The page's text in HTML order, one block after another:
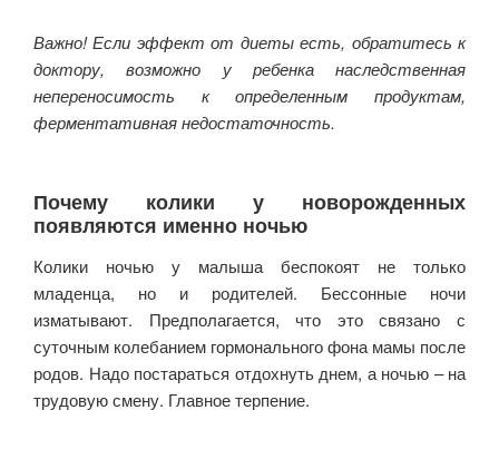
Важно! Если эффект от диеты есть, обратитесь к
доктору, возможно у ребенка наследственная
непереносимость к определенным продуктам,
ферментативная недостаточность.
Почему колики у новорожденных
появляются именно ночью
Колики ночью у малыша беспокоят не только
младенца, но и родителей. Бессонные ночи
изматывают. Предполагается, что это связано с
суточным колебанием гормонального фона мамы после
родов. Надо постараться отдохнуть днем, а ночью – на
трудовую смену. Главное терпение.